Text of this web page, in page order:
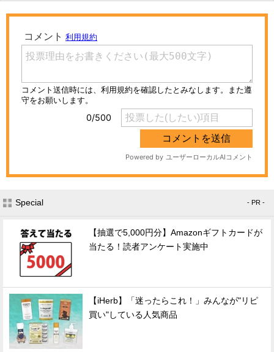
Special - PR -
【抽選で5,000円分】Amazonギフトカードが
当たる！読者アンケート実施中
【iHerb】「迷ったらこれ！」みんなが"リピ
買い"している人気商品